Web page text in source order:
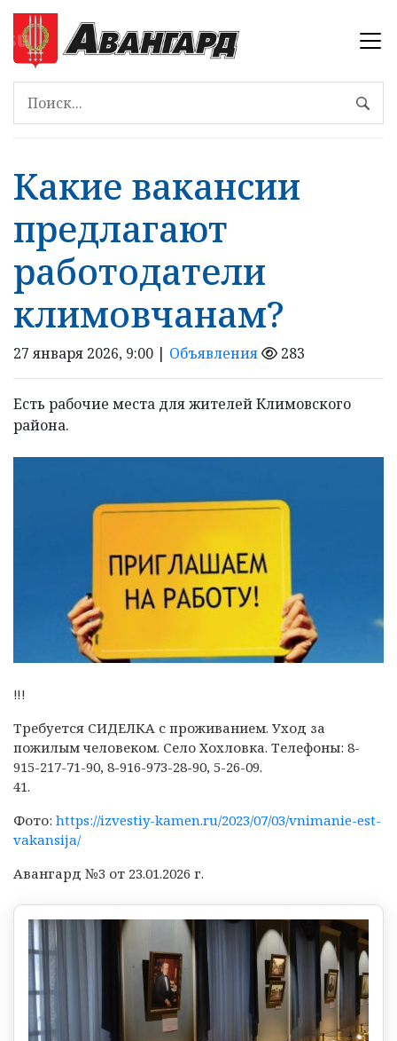
Какие вакансии
предлагают
работодатели
климовчанам?
27 января 2026, 9:00 | Объявления 283
Есть рабочие места для жителей Климовского
района.
‼!
Требуется СИДЕЛКА с проживанием. Уход за
пожилым человеком. Село Хохловка. Телефоны: 8-
915-217-71-90, 8-916-973-28-90, 5-26-09.
41.
Фото: https://izvestiy-kamen.ru/2023/07/03/vnimanie-est-
vakansija/
Авангард №3 от 23.01.2026 г.